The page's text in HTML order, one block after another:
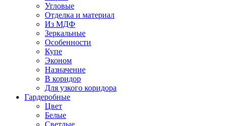
Угловые
Отделка и материал
Из МДФ
Зеркальные
Особенности
Купе
Эконом
Назначение
В коридор
Для узкого коридора
Гардеробные
Цвет
Белые
Светлые